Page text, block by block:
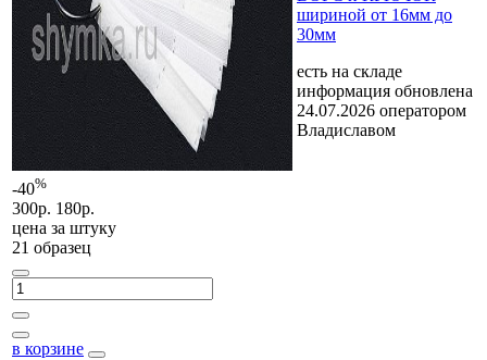
-40%
300р. 180р.
цена за штуку
21 образец
в корзине
шириной от 16мм до
30мм
есть на складе
информация обновлена
24.07.2026 оператором
Владиславом